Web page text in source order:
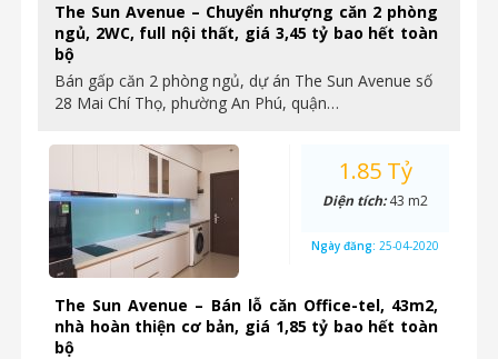
The Sun Avenue – Chuyển nhượng căn 2 phòng
ngủ, 2WC, full nội thất, giá 3,45 tỷ bao hết toàn
bộ
Bán gấp căn 2 phòng ngủ, dự án The Sun Avenue số
28 Mai Chí Thọ, phường An Phú, quận…
The Sun Avenue – Bán lỗ căn Office-tel, 43m2,
nhà hoàn thiện cơ bản, giá 1,85 tỷ bao hết toàn
bộ
1.85 Tỷ
Diện tích:43 m2
Ngày đăng: 25-04-2020